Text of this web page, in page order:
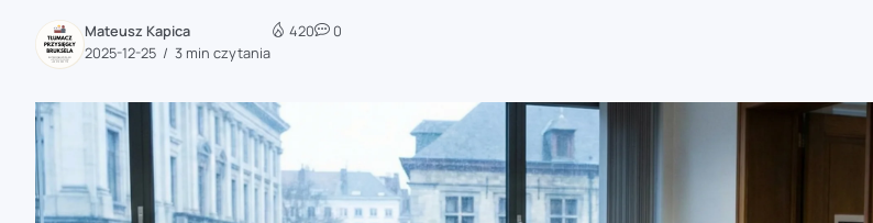
zaobserwuj nas
zaobserwuj nas
zaobserwuj nas
Mateusz Kapica
2025-12-25
3 min czytania
420 0